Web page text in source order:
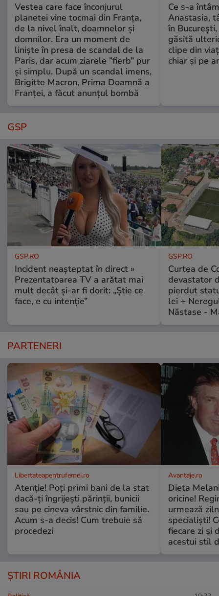
Vestea care face înconjurul
planetei vine tocmai din Franța,
de la nivel înalt, doamnelor și
domnilor. Era un moment de
liniște în presa de scandal de la
Paris, dar acum ziarele ”fierb” pur
și simplu. După un scandal imens,
Brigitte Macron, Prima Doamnă a
Franței, a făcut anunțul bombă
Ce s-a
Anastasia,
în
găsită
clipe din
chiar și pe
GSP
GSP.RO
Incident neașteptat în direct »
Prezentatoarea TV a arătat mai
mult decât și-ar fi dorit: „Știe ce
face, e cu intenție”
GSP.RO
Curtea de
devastator
pierdut
lei +
Năstase -
PARTENERI
Libertateapentrufemei.ro
Atenție! Poți primi bani de la stat
dacă-ți îngrijești părinții, bunicii
sau pe cineva vârstnic din familie.
Acum s-a decis! Cum trebuie să
procedezi
Avantaje.ro
Dieta
oricine!
urmează
specialiști!
fiecare zi și
acestui stil
ȘTIRI ROMÂNIA